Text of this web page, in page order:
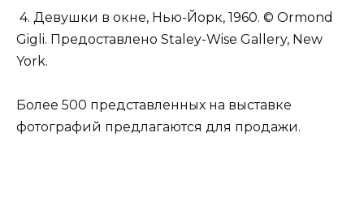
4. Девушки в окне, Нью-Йорк, 1960. © Ormond
Gigli. Предоставлено Staley-Wise Gallery, New
York.
Более 500 представленных на выставке
фотографий предлагаются для продажи.